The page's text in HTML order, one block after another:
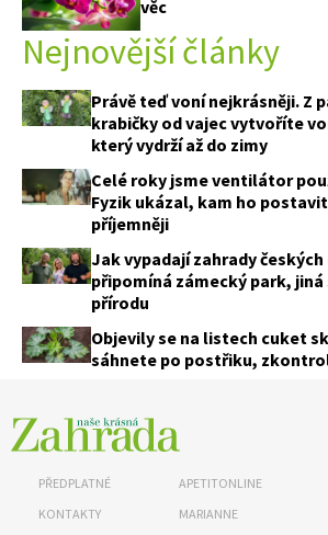
věc
Nejnovější články
Právě teď voní nejkrásněji. Z
krabičky od vajec vytvoříte
který vydrží až do zimy
Celé roky jsme ventilátor
Fyzik ukázal, kam ho
příjemněji
Jak vypadají zahrady
připomíná zámecký park,
přírodu
Objevily se na listech cuket
sáhnete po postřiku,
PŘEDPLATNÉ
KONTAKTY
APETITONLINE
MARIANNE